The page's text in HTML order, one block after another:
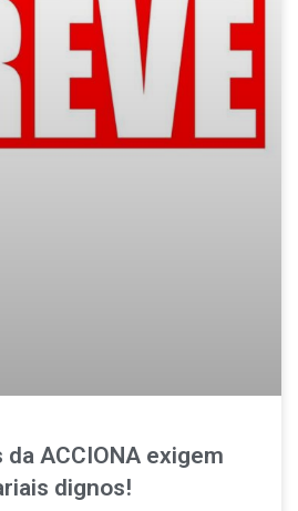
ACCIONA exigem
dignos!